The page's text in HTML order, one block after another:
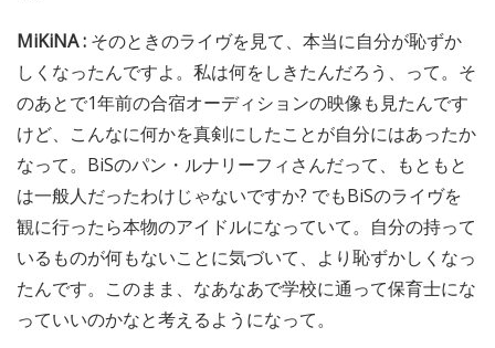
MiKiNA : そのときのライヴを見て、本当に自分が恥ずか
しくなったんですよ。私は何をしきたんだろう、って。そ
のあとで1年前の合宿オーディションの映像も見たんです
けど、こんなに何かを真剣にしたことが自分にはあったか
なって。BiSのパン・ルナリーフィさんだって、もともと
は一般人だったわけじゃないですか? でもBiSのライヴを
観に行ったら本物のアイドルになっていて。自分の持って
いるものが何もないことに気づいて、より恥ずかしくなっ
たんです。このまま、なあなあで学校に通って保育士にな
っていいのかなと考えるようになって。